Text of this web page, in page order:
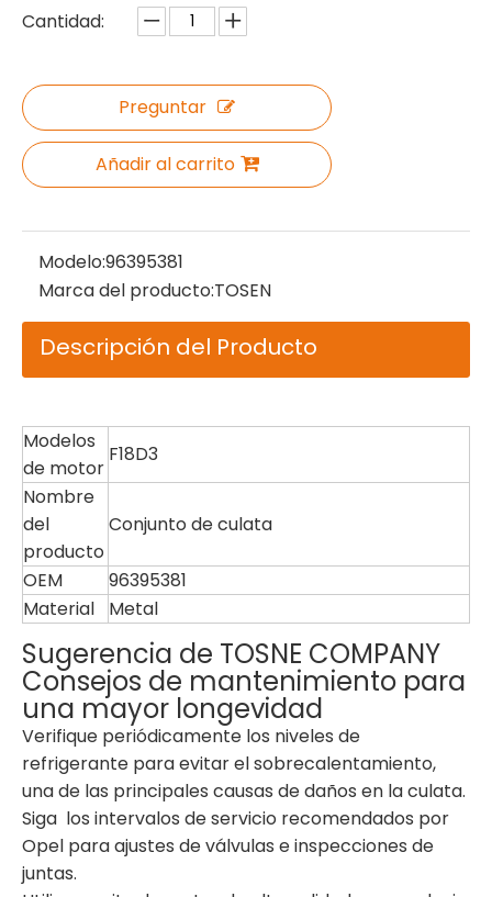
Cantidad:
Preguntar
Añadir al carrito
Modelo:96395381
Marca del producto:TOSEN
Descripción del Producto
Modelos
de motor
F18D3
Nombre
del
producto
Conjunto de culata
OEM
96395381
Material
Metal
Sugerencia de TOSNE COMPANY
Consejos de mantenimiento para
una mayor longevidad
Verifique periódicamente los niveles de
refrigerante para evitar el sobrecalentamiento,
una de las principales causas de daños en la culata.
Siga los intervalos de servicio recomendados por
Opel para ajustes de válvulas e inspecciones de
juntas.